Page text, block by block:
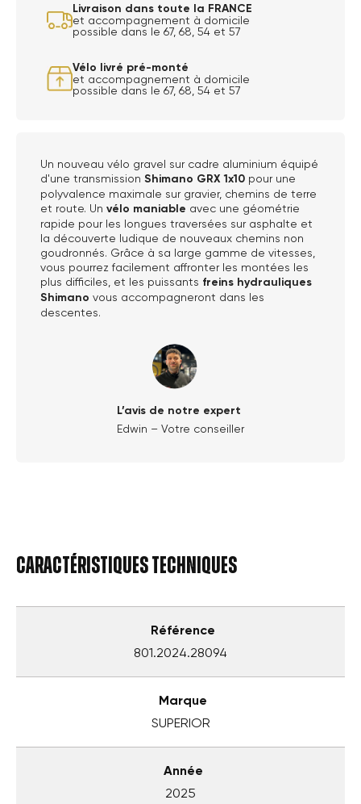
Livraison dans toute la FRANCE
et accompagnement à domicile
possible dans le 67, 68, 54 et 57
Vélo livré pré-monté
et accompagnement à domicile
possible dans le 67, 68, 54 et 57
Un nouveau vélo gravel sur cadre aluminium équipé
d'une transmission Shimano GRX 1x10 pour une
polyvalence maximale sur gravier, chemins de terre
et route. Un vélo maniable avec une géométrie
rapide pour les longues traversées sur asphalte et
la découverte ludique de nouveaux chemins non
goudronnés. Grâce à sa large gamme de vitesses,
vous pourrez facilement affronter les montées les
plus difficiles, et les puissants freins hydrauliques
Shimano vous accompagneront dans les
descentes.
L’avis de notre expert
Edwin – Votre conseiller
Caractéristiques techniques
Référence
801.2024.28094
Marque
SUPERIOR
Année
2025